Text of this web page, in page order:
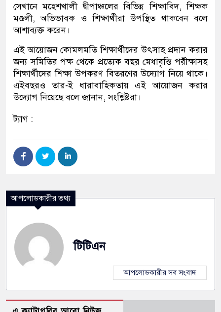
সেখানে মহেশখালী দ্বীপাঞ্চলের বিভিন্ন শিক্ষাবিদ, শিক্ষক
মণ্ডলী, অভিভাবক ও শিক্ষার্থীরা উপস্থিত থাকবেন বলে
আশাব্যক্ত করেন।
এই আয়োজন কোমলমতি শিক্ষার্থীদের উৎসাহ প্রদান করার
জন্য সমিতির পক্ষ থেকে প্রত্যেক বছর মেধাবৃত্তি পরীক্ষাসহ
শিক্ষার্থীদের শিক্ষা উপকরণ বিতরণের উদ্যোগ নিয়ে থাকে।
এইবছরও তার-ই ধারাবাহিকতায় এই আয়োজন করার
উদ্যোগ নিয়েছে বলে জানান, সংশ্লিষ্টরা।
ট্যাগ :
আপলোডকারীর তথ্য
টিটিএন
আপলোডকারীর সব সংবাদ